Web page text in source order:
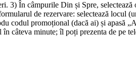
3) În câmpurile Din și Spre,
de rezervare: selectează locul
codul promoțional (dacă ai) și apasă
câteva minute; îl poți prezenta de pe